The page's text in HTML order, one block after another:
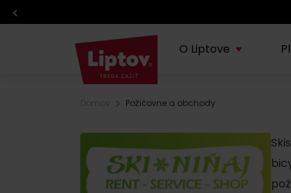
O Liptove
O regióne
TOP z regiónu
Blog
Plánovanie dovolenky
TOP atrakcie
Doprava
Zážitky
Športy
Eventy
Požičovne a obchody